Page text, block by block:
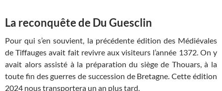
La reconquête de Du Guesclin
Pour qui s’en souvient, la précédente édition des Médiévales
de Tiffauges avait fait revivre aux visiteurs l’année 1372. On y
avait alors assisté à la préparation du siège de Thouars, à la
toute fin des guerres de succession de Bretagne. Cette édition
2024 nous transportera un an plus tard.